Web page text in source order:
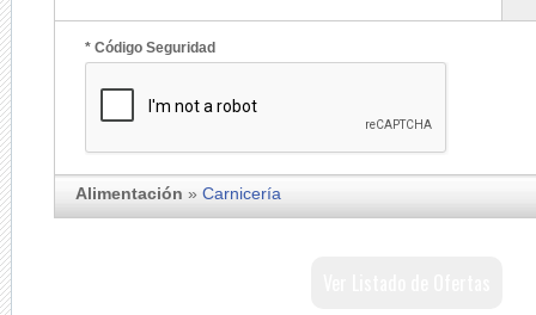
* Código Seguridad
Alimentación » Carnicería